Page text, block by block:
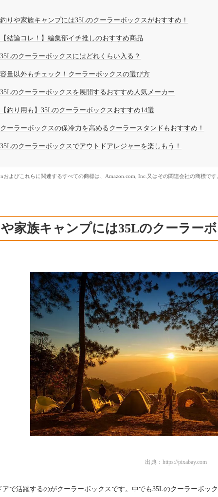
釣りや家族キャンプには35Lのクーラーボックスがおすすめ！
【結論コレ！】編集部イチ推しのおすすめ商品
35Lのクーラーボックスにはどれくらい入る？
容量以外もチェック！クーラーボックスの選び方
35Lのクーラーボックスを展開するおすすめ人気メーカー
【釣り用も】35Lのクーラーボックスおすすめ14選
クーラーボックスの保冷力を高めるクーラースタンドもおすすめ！
35Lのクーラーボックスでアウトドアレジャーを楽しもう！
およびこれらに関連するすべての商標は、Amazon.com, Inc.又はその関連会社の商標です
家族キャンプには35Lのクーラー
出典： https://pixabay.com
アで活躍するのがクーラーボックスです。中でも35Lのクーラーボッ